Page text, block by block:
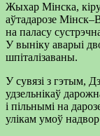
Жыхар Мінска,
аўтадарозе
на паласу
У выніку аварыі
шпіталізаваны.
У сувязі з гэтым,
удзельнікаў
і пільнымі на
улікам умоў